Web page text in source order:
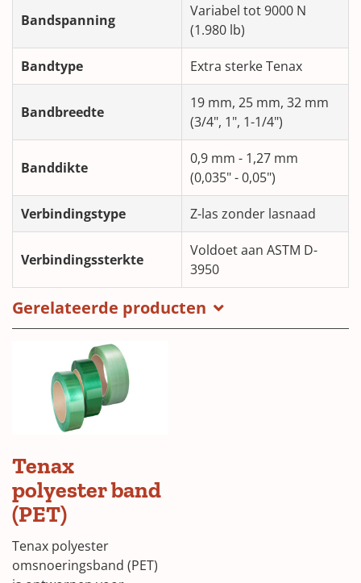
Bandspanning
Variabel tot 9000 N
(1.980 lb)
Bandtype Extra sterke Tenax
Bandbreedte
19 mm, 25 mm, 32 mm
(3/4", 1", 1-1/4")
Banddikte
0,9 mm - 1,27 mm
(0,035" - 0,05")
Verbindingstype Z-las zonder lasnaad
Verbindingssterkte
Voldoet aan ASTM D-
3950
Gerelateerde producten
Tenax
polyester band
(PET)
Tenax polyester
omsnoeringsband (PET)